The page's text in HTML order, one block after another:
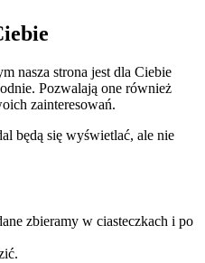
nasza strona jest dla Ciebie
Pozwalają one również
zainteresowań.
będą się wyświetlać, ale nie
zbieramy w ciasteczkach i po